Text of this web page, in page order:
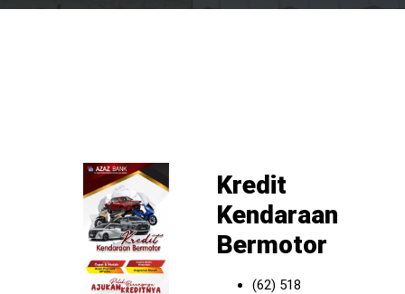
Kredit
Kendaraan
Bermotor
(62) 518